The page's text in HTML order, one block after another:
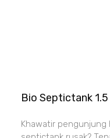
Bio Septictank 1.5
Khawatir pengunjung